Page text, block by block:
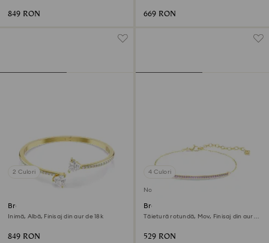
849 RON 669 RON
2 Culori
Brățară fixă Mesmera
Inimă, Albă, Finisaj din aur de 18k
849 RON
4 Culori
Nou
Brățară Only
Tăietură rotundă, Mov, Finisaj din aur
529 RON